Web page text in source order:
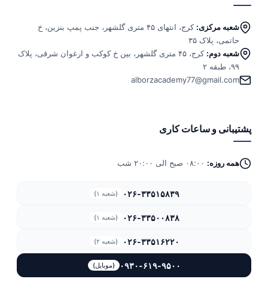
شعبه مرکزی:
کرج، انتهای ۴۵ متری گلشهر، جنب پمپ بنزین، خ
حاتمی، پلاک ۳۵
شعبه دوم:
کرج، ۴۵ متری گلشهر، بین خ کوکب و ارغوان شرقی، پلاک
۹۹، طبقه ۲
alborzacademy77@gmail.com
پشتیبانی و ساعات کاری
همه روزه:
۰۲۶-۳۳۵۱۵۸۳۹ (شعبه ۱)
۰۲۶-۳۳۵۰۰۸۳۸ (شعبه ۱)
۰۲۶-۳۳۵۱۶۲۲۰ (شعبه ۲)
۰۹۳۰-۶۱۹-۹۵۰۰ (موبایل)